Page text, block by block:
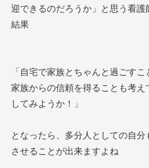
迎できるのだろうか」と思う看
結果
「自宅で家族とちゃんと過ごす
家族からの信頼を得ることも考
してみようか！」
となったら、多分人としての自
させることが出来ますよね